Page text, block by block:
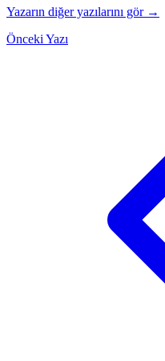
Yazarın diğer yazılarını gör →
Önceki Yazı